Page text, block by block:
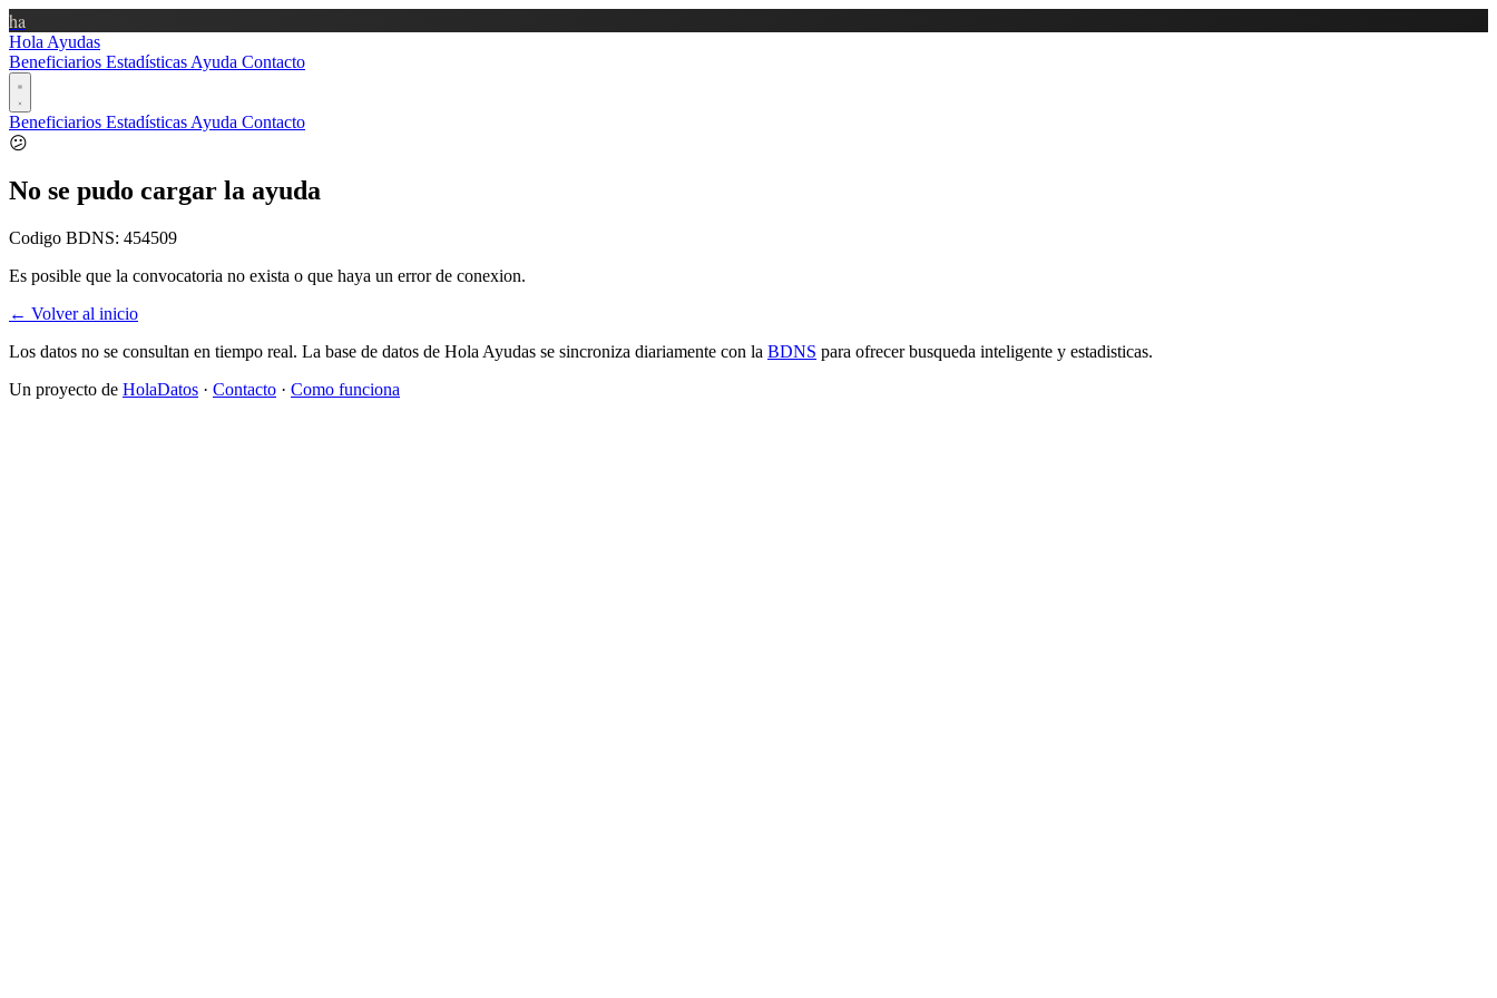
ha
Hola Ayudas
Beneficiarios Estadísticas Ayuda Contacto
Beneficiarios Estadísticas Ayuda Contacto
😕
No se pudo cargar la ayuda
Codigo BDNS: 454509
Es posible que la convocatoria no exista o que haya un error de conexion.
← Volver al inicio
Los datos no se consultan en tiempo real. La base de datos de Hola Ayudas se sincroniza diariamente con la BDNS para ofrecer busqueda inteligente y estadisticas.
Un proyecto de HolaDatos · Contacto · Como funciona